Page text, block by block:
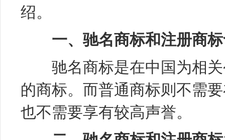
绍。
一、驰名商标和注册商
驰名商标是在中国为相关
的商标。而普通商标则不需
也不需要享有较高声誉。